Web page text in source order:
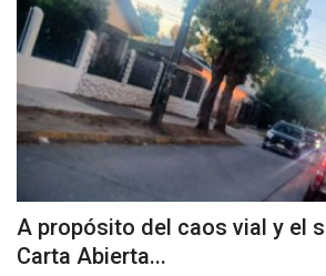
Policial
Tribunales
Deporte
Política
Espectáculos
A propósito del caos vial y el
Carta Abierta...